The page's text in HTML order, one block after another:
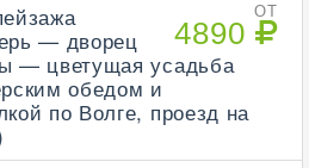
ОТ
4890
— дворец
— цветущая усадьба
обедом и
по Волге, проезд на